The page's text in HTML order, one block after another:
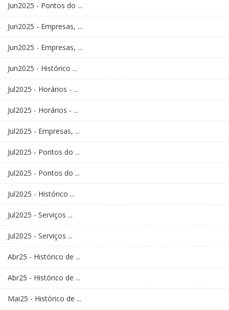
Jun2025 - Pontos do ...
Jun2025 - Empresas, ...
Jun2025 - Empresas, ...
Jun2025 - Histórico ...
Jul2025 - Horários - ...
Jul2025 - Horários - ...
Jul2025 - Empresas, ...
Jul2025 - Pontos do ...
Jul2025 - Pontos do ...
Jul2025 - Histórico ...
Jul2025 - Serviços ...
Jul2025 - Serviços ...
Abr25 - Histórico de ...
Abr25 - Histórico de ...
Mai25 - Histórico de ...